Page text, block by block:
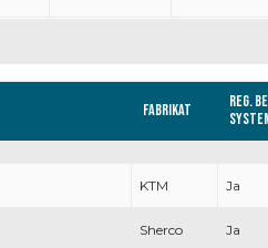
Fabrikat
Reg.
KTM Ja
Sherco Ja